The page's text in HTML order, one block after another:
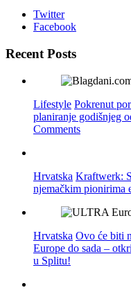
Twitter
Facebook
Recent Posts
Lifestyle Pokrenut
planiranje godišnjeg
Comments
Hrvatska Kraftwerk:
njemačkim pionirima
Hrvatska Ovo će biti
Europe do sada –
u Splitu!